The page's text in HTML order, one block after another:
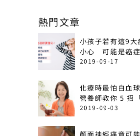
熱門文章
小孩子若有這9大
小心 可能是癌
2019-09-17
化療時最怕白血
營養師教你 5 招
免疫力」菜單
2019-09-03